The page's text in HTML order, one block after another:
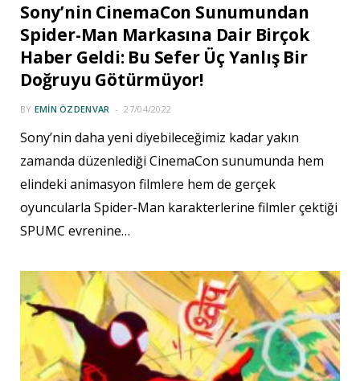
Sony’nin CinemaCon Sunumundan
Spider-Man Markasına Dair Birçok
Haber Geldi: Bu Sefer Üç Yanlış Bir
Doğruyu Götürmüyor!
BY EMIN ÖZDENVAR 27/04/2022
Sony’nin daha yeni diyebileceğimiz kadar yakın
zamanda düzenlediği CinemaCon sunumunda hem
elindeki animasyon filmlere hem de gerçek
oyuncularla Spider-Man karakterlerine filmler çektiği
SPUMC evrenine…